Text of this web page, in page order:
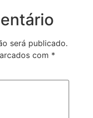
será publicado.
com *